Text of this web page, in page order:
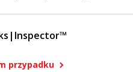
przypadku